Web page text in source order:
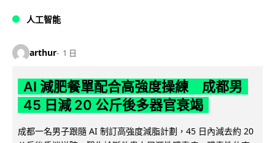
人工智能
arthur 1 日
AI 減肥餐單配合高強度操練 成都男
45 日減 20 公斤後多器官衰竭
成都一名男子跟隨 AI 制訂高強度減脂計劃，45 日內減去約 20